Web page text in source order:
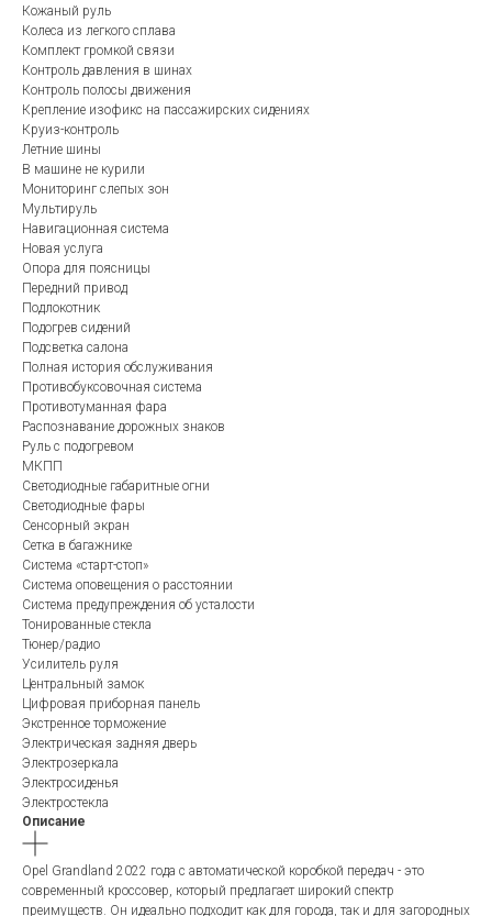
Кожаный руль
Колеса из легкого сплава
Комплект громкой связи
Контроль давления в шинах
Контроль полосы движения
Крепление изофикс на пассажирских сидениях
Круиз-контроль
Летние шины
В машине не курили
Мониторинг слепых зон
Мультируль
Навигационная система
Новая услуга
Опора для поясницы
Передний привод
Подлокотник
Подогрев сидений
Подсветка салона
Полная история обслуживания
Противобуксовочная система
Противотуманная фара
Распознавание дорожных знаков
Руль с подогревом
МКПП
Светодиодные габаритные огни
Светодиодные фары
Сенсорный экран
Сетка в багажнике
Система «старт-стоп»
Система оповещения о расстоянии
Система предупреждения об усталости
Тонированные стекла
Тюнер/радио
Усилитель руля
Центральный замок
Цифровая приборная панель
Экстренное торможение
Электрическая задняя дверь
Электрозеркала
Электросиденья
Электростекла
Описание
Opel Grandland 2022 года с автоматической коробкой передач - это
современный кроссовер, который предлагает широкий спектр
преимуществ. Он идеально подходит как для города, так и для загородных